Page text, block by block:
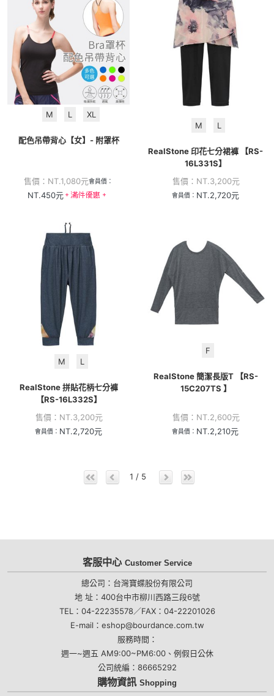
M L XL
配色吊帶背心【女】- 附罩杯
售價： NT.1,080元會員價：
NT.450元
M L
RealStone 印花七分裙褲 【RS-
16L331S】
售價： NT.3,200元
會員價： NT.2,720元
M L
RealStone 拼貼花柄七分褲
【RS-16L332S】
售價： NT.3,200元
會員價： NT.2,720元
F
RealStone 簡潔長版T 【RS-
15C207TS 】
售價： NT.2,600元
會員價： NT.2,210元
1 / 5
客服中心 Customer Service
總公司：台灣寶蝶股份有限公司
地 址：400台中市柳川西路三段6號
TEL：04-22235578／FAX：04-22201026
E-mail：eshop@bourdance.com.tw
服務時間：
週一~週五 AM9:00~PM6:00、例假日公休
公司統編：86665292
購物資訊 Shopping